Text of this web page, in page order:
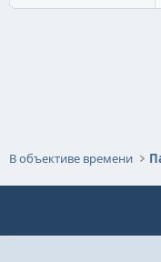
В объективе времени